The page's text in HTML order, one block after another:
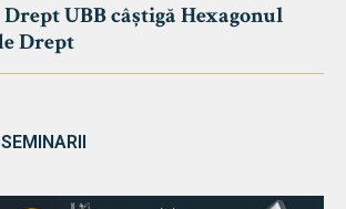
UBB câștigă Hexagonul
Drept